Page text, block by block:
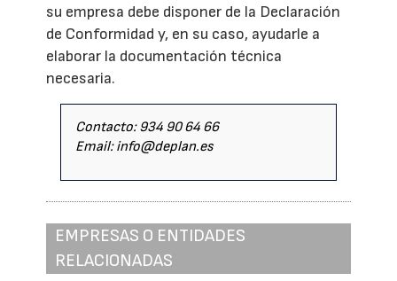
su empresa debe disponer de la Declaración
de Conformidad y, en su caso, ayudarle a
elaborar la documentación técnica
necesaria.
Contacto: 934 90 64 66
Email: info@deplan.es
EMPRESAS O ENTIDADES
RELACIONADAS